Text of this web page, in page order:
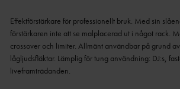
Effektförstärkare för professionellt bruk. Med sin
förstärkaren inte att se malplacerad ut i något rack.
crossover och limiter. Allmänt användbar på grund
lågljudsfläktar. Lämplig för tung användning: DJ:s,
liveframträdanden.